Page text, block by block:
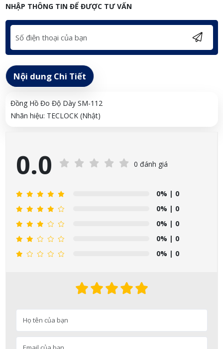
NHẬP THÔNG TIN ĐỂ ĐƯỢC TƯ VẤN
Nội dung Chi Tiết
Đồng Hồ Đo Độ Dày SM-112
Nhãn hiệu: TECLOCK (Nhật)
0.0 0 đánh giá
0% | 0
0% | 0
0% | 0
0% | 0
0% | 0